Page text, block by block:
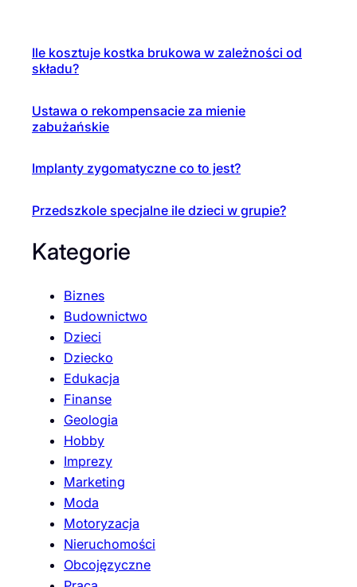
Ile kosztuje kostka brukowa w zależności od
składu?
Ustawa o rekompensacie za mienie
zabużańskie
Implanty zygomatyczne co to jest?
Przedszkole specjalne ile dzieci w grupie?
Kategorie
Biznes
Budownictwo
Dzieci
Dziecko
Edukacja
Finanse
Geologia
Hobby
Imprezy
Marketing
Moda
Motoryzacja
Nieruchomości
Obcojęzyczne